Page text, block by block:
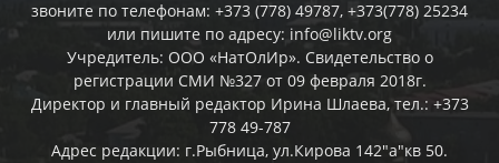
звоните по телефонам: +373 (778) 49787, +373(778) 25234
или пишите по адресу: info@liktv.org
Учредитель: ООО «НатОлИр». Свидетельство о
регистрации СМИ №327 от 09 февраля 2018г.
Директор и главный редактор Ирина Шлаева, тел.: +373
778 49-787
Адрес редакции: г.Рыбница, ул.Кирова 142"а"кв 50.